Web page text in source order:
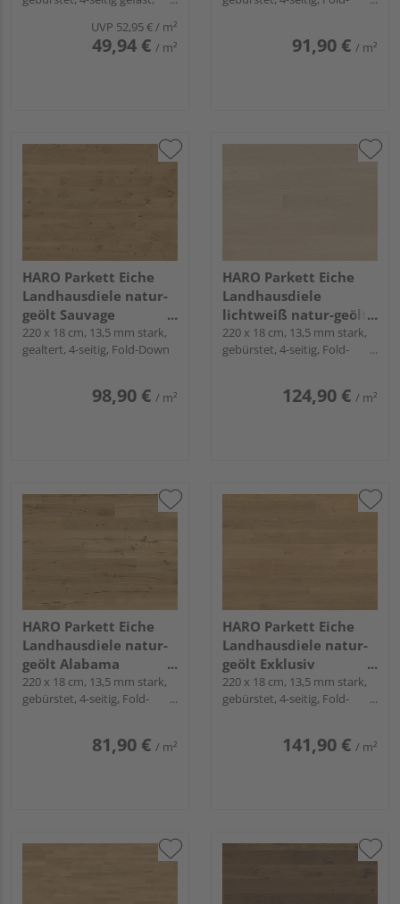
UVP 52,95 €/ m²
49,94 € / m² 91,90 € / m²
HARO Parkett Eiche
Landhausdiele natur-
geölt Sauvage
naturaLin plus - Serie
4000
220 x 18 cm, 13,5 mm stark,
gealtert, 4-seitig, Fold-Down
98,90 € / m²
HARO Parkett Eiche
Landhausdiele
lichtweiß natur-geölt
Markant naturaLin
plus - Serie 4000
220 x 18 cm, 13,5 mm stark,
gebürstet, 4-seitig, Fold-
124,90 € / m²
HARO Parkett Eiche
Landhausdiele natur-
geölt Alabama
naturaLin plus - Serie
4000
220 x 18 cm, 13,5 mm stark,
gebürstet, 4-seitig, Fold-
81,90 € / m²
HARO Parkett Eiche
Landhausdiele natur-
geölt Exklusiv
naturaLin plus - Serie
4000
220 x 18 cm, 13,5 mm stark,
gebürstet, 4-seitig, Fold-
141,90 € / m²